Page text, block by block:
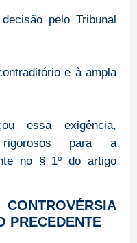
pelo Tribunal
e à ampla
essa exigência,
rigorosos para a
no § 1º do artigo
PRECEDENTE